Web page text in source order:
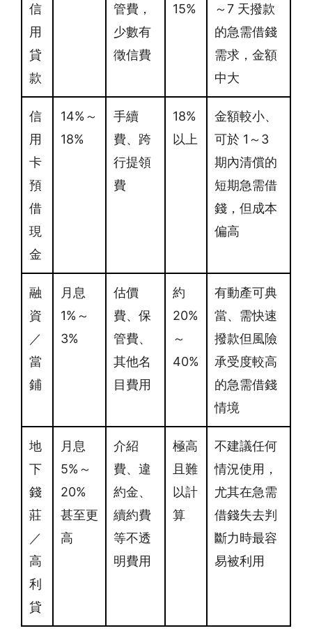
信
用
貸
款
管費，
少數有
徵信費
15%
～7 天撥款
的急需借錢
需求，金額
中大
信
用
卡
預
借
現
金
14%～
18%
手續
費、跨
行提領
費
18%
以上
金額較小、
可於 1～3
期內清償的
短期急需借
錢，但成本
偏高
融
資
／
當
鋪
月息
1%～
3%
估價
費、保
管費、
其他名
目費用
約
20%
～
40%
有動產可典
當、需快速
撥款但風險
承受度較高
的急需借錢
情境
地
下
錢
莊
／
高
利
貸
月息
5%～
20%
甚至更
高
介紹
費、違
約金、
續約費
等不透
明費用
極高
且難
以計
算
不建議任何
情況使用，
尤其在急需
借錢失去判
斷力時最容
易被利用